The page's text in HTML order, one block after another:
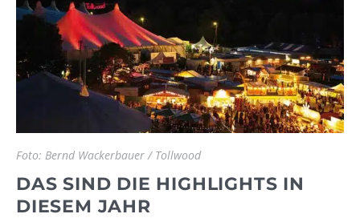
Foto: Bernd Wackerbauer / Tollwood
DAS SIND DIE HIGHLIGHTS IN
DIESEM JAHR